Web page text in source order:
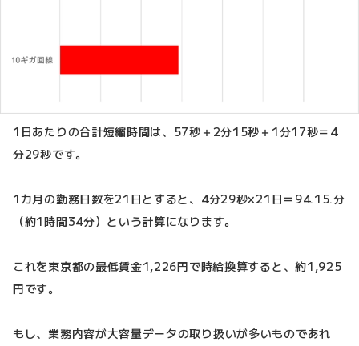
1日あたりの合計短縮時間は、57秒＋2分15秒＋1分17秒＝4
分29秒です。
1カ月の勤務日数を21日とすると、4分29秒×21日＝94.15.分
（約1時間34分）という計算になります。
これを東京都の最低賃金1,226円で時給換算すると、約1,925
円です。
もし、業務内容が大容量データの取り扱いが多いものであれ